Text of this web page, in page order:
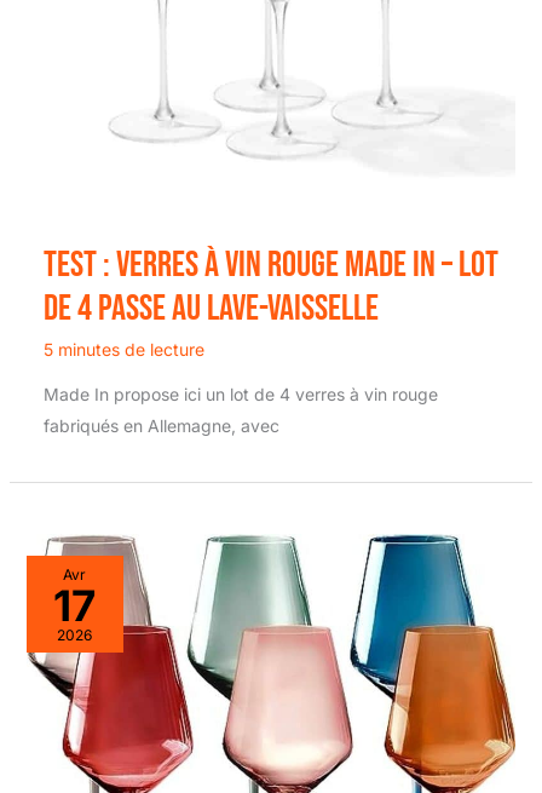
Test : verres à vin rouge Made In – lot
de 4 passe au lave-vaisselle
5 minutes de lecture
Made In propose ici un lot de 4 verres à vin rouge
fabriqués en Allemagne, avec
Avr
17
2026